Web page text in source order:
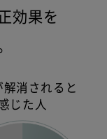
効果を
解消されると
じた人